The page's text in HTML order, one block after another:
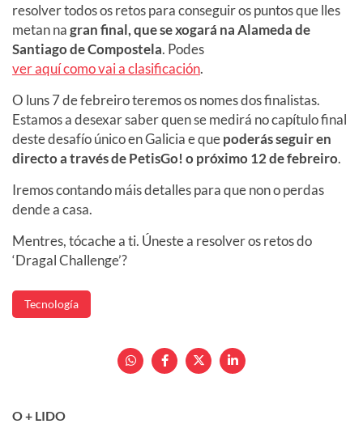
resolver todos os retos para conseguir os puntos que lles
metan nagran final, que se xogará na Alameda de
Santiago de Compostela. Podes
ver aquí como vai a clasificación.
O luns 7 de febreiro teremos os nomes dos finalistas.
Estamos a desexar saber quen se medirá no capítulo final
deste desafío único en Galicia e quepoderás seguir en
directo a través de PetisGo! o próximo 12 de febreiro.
Iremos contando máis detalles para que non o perdas
dende a casa.
Mentres, tócache a ti. Úneste a resolver os retos do
‘Dragal Challenge’?
Tecnología
O + LIDO